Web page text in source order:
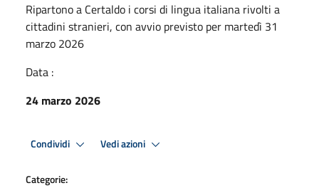
Ripartono a Certaldo i corsi di lingua italiana rivolti a
cittadini stranieri, con avvio previsto per martedì 31
marzo 2026
Data :
24 marzo 2026
Condividi Vedi azioni
Categorie: